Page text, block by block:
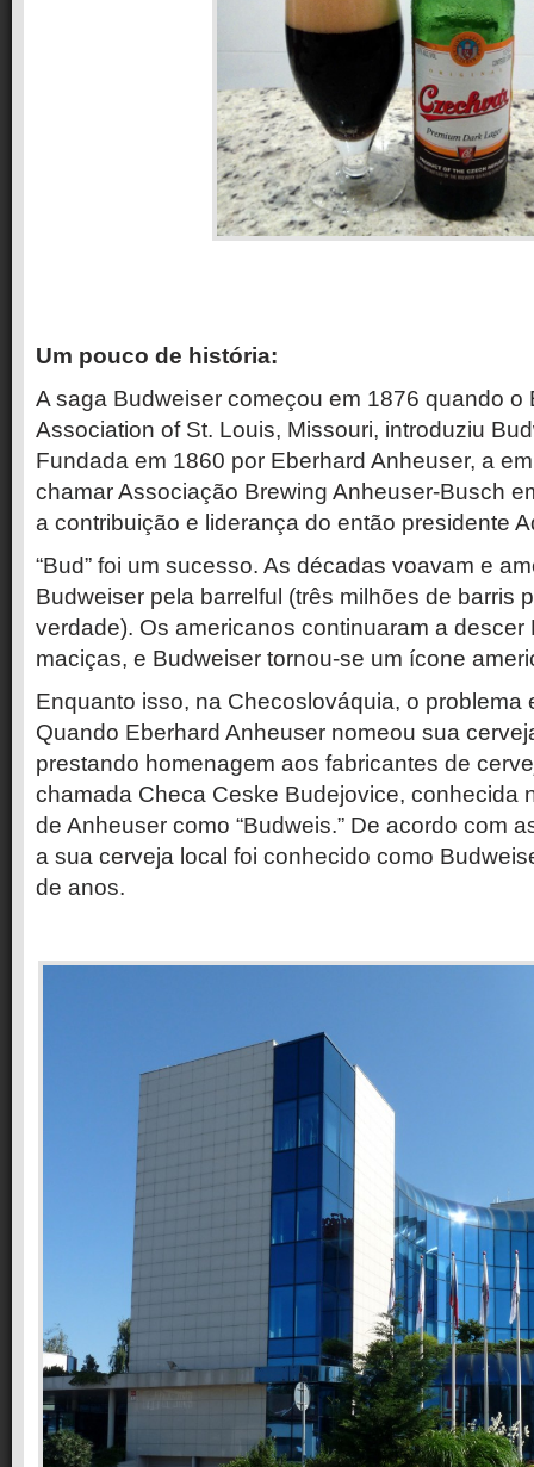
Um pouco de história:
A saga Budweiser começou em 1876 quando o
Association of St. Louis, Missouri, introduziu
Fundada em 1860 por Eberhard Anheuser, a
chamar Associação Brewing Anheuser-Busch
a contribuição e liderança do então presidente
“Bud” foi um sucesso. As décadas voavam e
Budweiser pela barrelful (três milhões de barris
verdade). Os americanos continuaram a
maciças, e Budweiser tornou-se um ícone
Enquanto isso, na Checoslováquia, o problema
Quando Eberhard Anheuser nomeou sua
prestando homenagem aos fabricantes de
chamada Checa Ceske Budejovice, conhecida
de Anheuser como “Budweis.” De acordo com
a sua cerveja local foi conhecido como
de anos.